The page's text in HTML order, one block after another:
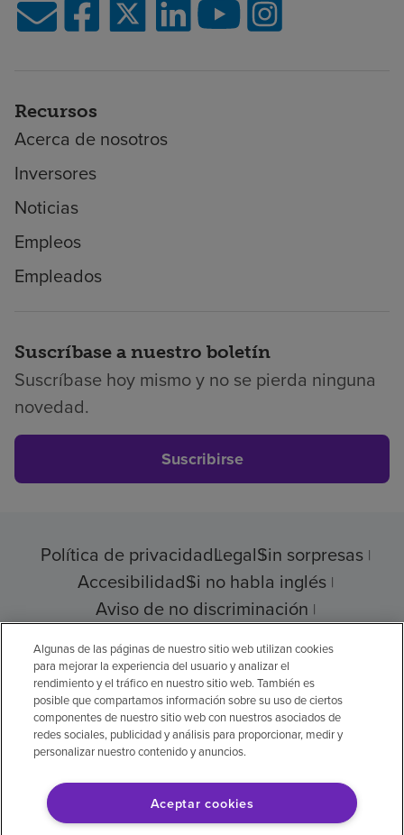
Recursos
Acerca de nosotros
Inversores
Noticias
Empleos
Empleados
Suscríbase a nuestro boletín
Suscríbase hoy mismo y no se pierda ninguna
novedad.
Suscribirse
Política de privacidadLegalSin sorpresas
AccesibilidadSi no habla inglés
Aviso de no discriminación
© 2026 Encompass Health Corporation
Preferencias de cookies
Aviso legal: Se tradujo con la ayuda de
Algunas de las páginas de nuestro sitio web utilizan cookies
para mejorar la experiencia del usuario y analizar el
rendimiento y el tráfico en nuestro sitio web. También es
posible que compartamos información sobre su uso de ciertos
componentes de nuestro sitio web con nuestros asociados de
redes sociales, publicidad y análisis para proporcionar, medir y
personalizar nuestro contenido y anuncios.
Aceptar cookies